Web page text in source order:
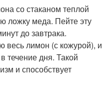
со стаканом теплой
ложку меда. Пейте эту
до завтрака.
весь лимон (с кожурой), и
течение дня. Такой
и способствует